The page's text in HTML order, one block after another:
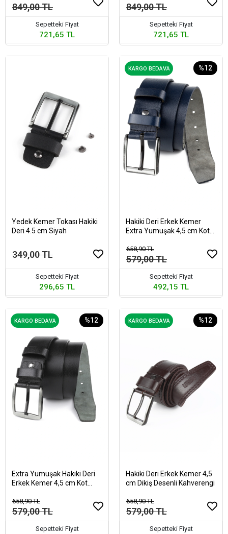
849,00 TL
Sepetteki Fiyat
721,65 TL
849,00 TL
Sepetteki Fiyat
721,65 TL
Yedek Kemer Tokası Hakiki
Deri 4.5 cm Siyah
349,00 TL
Sepetteki Fiyat
296,65 TL
KARGO BEDAVA %12
Hakiki Deri Erkek Kemer
Extra Yumuşak 4,5 cm Kot
658,90 TL
579,00 TL
Sepetteki Fiyat
492,15 TL
KARGO BEDAVA %12
Extra Yumuşak Hakiki Deri
Erkek Kemer 4,5 cm Kot
658,90 TL
579,00 TL
Sepetteki Fiyat
KARGO BEDAVA %12
Hakiki Deri Erkek Kemer 4,5
cm Dikiş Desenli Kahverengi
658,90 TL
579,00 TL
Sepetteki Fiyat